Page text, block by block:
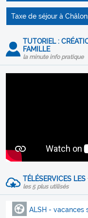
Taxe de séjour à
TUTORIEL :
FAMILLE
la minute info pratique
TÉLÉSERVICES
les 5 plus utilisés
ALSH - vacances